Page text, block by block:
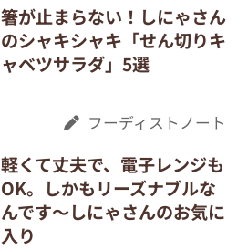
箸が止まらない！しにゃさん
のシャキシャキ「せん切りキ
ャベツサラダ」5選
フーディストノート
軽くて丈夫で、電子レンジも
OK。しかもリーズナブルな
んです～しにゃさんのお気に
入り